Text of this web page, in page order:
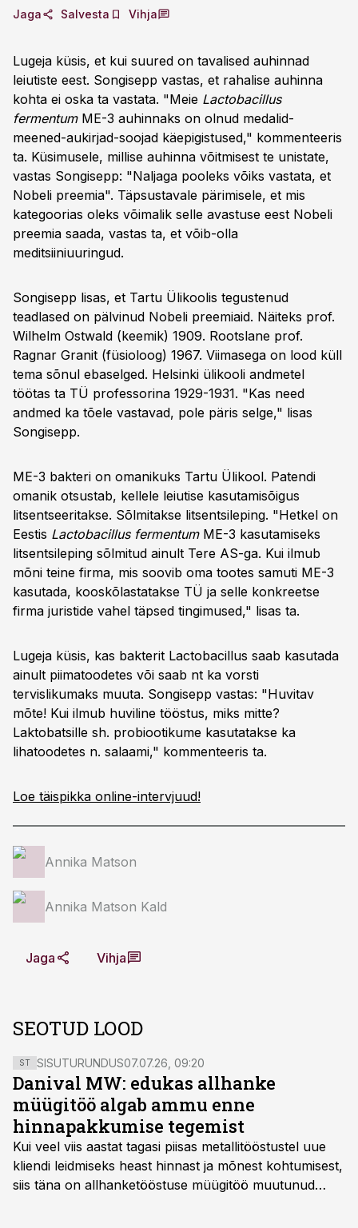
Jaga Salvesta Vihja
Lugeja küsis, et kui suured on tavalised auhinnad
leiutiste eest. Songisepp vastas, et rahalise auhinna
kohta ei oska ta vastata. "Meie Lactobacillus
fermentumME-3 auhinnaks on olnud medalid-
meened-aukirjad-soojad käepigistused," kommenteeris
ta. Küsimusele, millise auhinna võitmisest te unistate,
vastas Songisepp: "Naljaga pooleks võiks vastata, et
Nobeli preemia". Täpsustavale pärimisele, et mis
kategoorias oleks võimalik selle avastuse eest Nobeli
preemia saada, vastas ta, et võib-olla
meditsiiniuuringud.
Songisepp lisas, et Tartu Ülikoolis tegustenud
teadlased on pälvinud Nobeli preemiaid. Näiteks prof.
Wilhelm Ostwald (keemik) 1909. Rootslane prof.
Ragnar Granit (füsioloog) 1967. Viimasega on lood küll
tema sõnul ebaselged. Helsinki ülikooli andmetel
töötas ta TÜ professorina 1929-1931. "Kas need
andmed ka tõele vastavad, pole päris selge," lisas
Songisepp.
ME-3 bakteri on omanikuks Tartu Ülikool. Patendi
omanik otsustab, kellele leiutise kasutamisõigus
litsentseeritakse. Sõlmitakse litsentsileping. "Hetkel on
Eestis Lactobacillus fermentumME-3 kasutamiseks
litsentsileping sõlmitud ainult Tere AS-ga. Kui ilmub
mõni teine firma, mis soovib oma tootes samuti ME-3
kasutada, kooskõlastatakse TÜ ja selle konkreetse
firma juristide vahel täpsed tingimused," lisas ta.
Lugeja küsis, kas bakterit Lactobacillus saab kasutada
ainult piimatoodetes või saab nt ka vorsti
tervislikumaks muuta. Songisepp vastas: "Huvitav
mõte! Kui ilmub huviline tööstus, miks mitte?
Laktobatsille sh. probiootikume kasutatakse ka
lihatoodetes n. salaami," kommenteeris ta.
Loe täispikka online-intervjuud!
Annika Matson
Annika Matson Kald
Jaga Vihja
SEOTUD LOOD
ST SISUTURUNDUS07.07.26, 09:20
Danival MW: edukas allhanke
müügitöö algab ammu enne
hinnapakkumise tegemist
Kui veel viis aastat tagasi piisas metallitööstustel uue
kliendi leidmiseks heast hinnast ja mõnest kohtumisest,
siis täna on allhanketööstuse müügitöö muutunud